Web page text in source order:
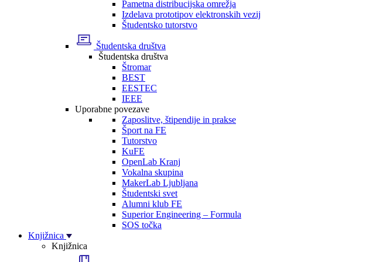
Pametna distribucijska omrežja
Izdelava prototipov elektronskih vezij
Študentsko tutorstvo
Študentska društva
Študentska društva
Štromar
BEST
EESTEC
IEEE
Uporabne povezave
Zaposlitve, štipendije in prakse
Šport na FE
Tutorstvo
KuFE
OpenLab Kranj
Vokalna skupina
MakerLab Ljubljana
Študentski svet
Alumni klub FE
Superior Engineering – Formula
SOS točka
Knjižnica
Knjižnica